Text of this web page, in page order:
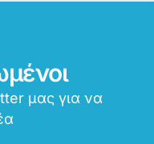
μας για να